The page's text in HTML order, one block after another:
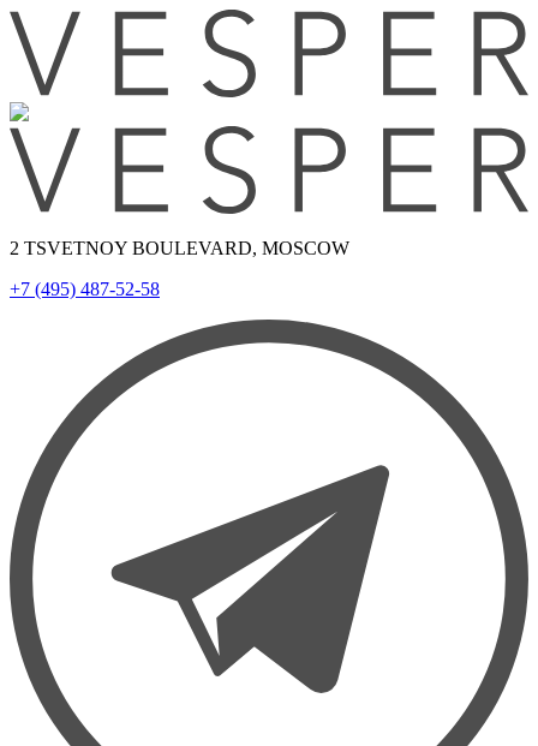
2 TSVETNOY BOULEVARD, MOSCOW
+7 (495) 487-52-58